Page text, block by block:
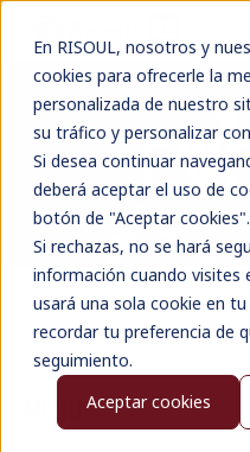
En RISOUL, nosotros y
cookies para ofrecerle la
personalizada de nuestro
su tráfico y personalizar
Si desea continuar
deberá aceptar el uso de
botón de "Aceptar cookies".
Si rechazas, no se hará
información cuando visites
usará una sola cookie en
recordar tu preferencia de
seguimiento.
Aceptar cookies